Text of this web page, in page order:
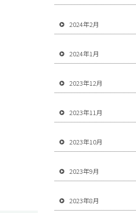
2024年2月
2024年1月
2023年12月
2023年11月
2023年10月
2023年9月
2023年8月